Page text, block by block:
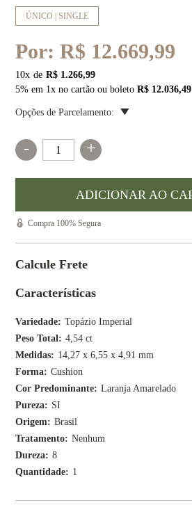
Características
Variedade
Topázio Imperial
Peso Total
4,54 ct
Medidas
14,27 x 6,55 x 4,91 mm
Forma
Cushion
Cor Predominante
Laranja Amarelado
Pureza
SI
Origem
Brasil
Tratamento
Nenhum
Dureza
8
Quantidade
1
ÚNICO | SINGLE
Por:R$ 12.669,99
10x
R$ 1.266,99
5% em 1x no cartão ou boletoR$ 12.036,49
Opções de Parcelamento:
- +
Compra 100% Segura
Calcule Frete